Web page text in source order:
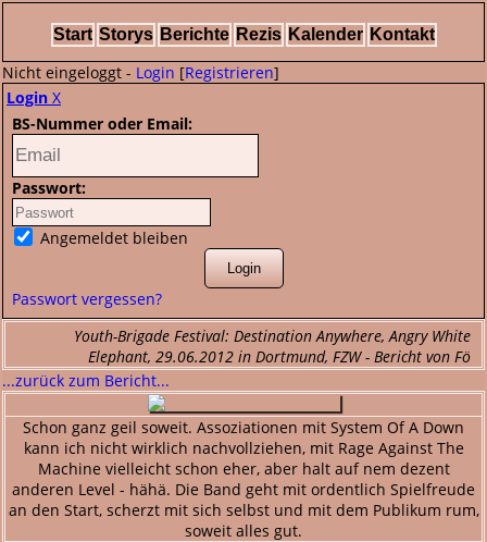
Start Storys Berichte Rezis Kalender Kontakt
Nicht eingeloggt - Login [Registrieren]
Login X
BS-Nummer oder Email:
Passwort:
Angemeldet bleiben
Passwort vergessen?
Youth-Brigade Festival: Destination Anywhere, Angry White
Elephant, 29.06.2012 in Dortmund, FZW - Bericht von Fö
...zurück zum Bericht...
Schon ganz geil soweit. Assoziationen mit System Of A Down
kann ich nicht wirklich nachvollziehen, mit Rage Against The
Machine vielleicht schon eher, aber halt auf nem dezent
anderen Level - hähä. Die Band geht mit ordentlich Spielfreude
an den Start, scherzt mit sich selbst und mit dem Publikum rum,
soweit alles gut.